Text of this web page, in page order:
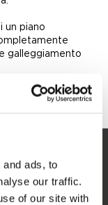
ads, to
our traffic.
of our site with
un piano
galleggiamento